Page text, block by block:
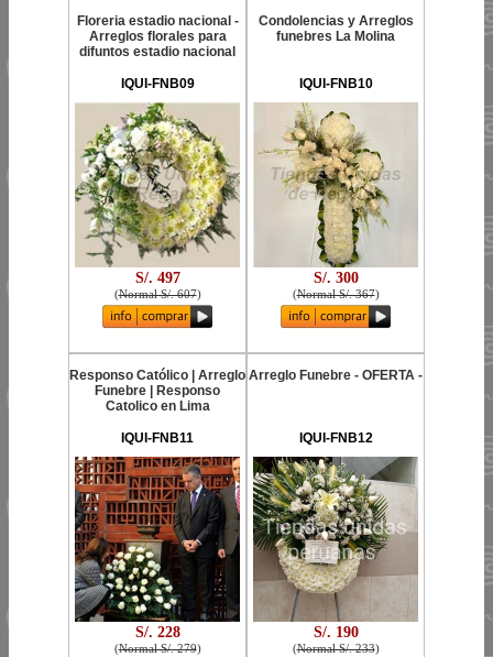
Floreria estadio nacional -
Arreglos florales para
difuntos estadio nacional
IQUI-FNB09
S/. 497
(Normal S/. 607)
Condolencias y Arreglos
funebres La Molina
IQUI-FNB10
S/. 300
(Normal S/. 367)
Responso Católico | Arreglo
Funebre | Responso
Catolico en Lima
IQUI-FNB11
S/. 228
(Normal S/. 279)
Arreglo Funebre - OFERTA -
IQUI-FNB12
S/. 190
(Normal S/. 233)